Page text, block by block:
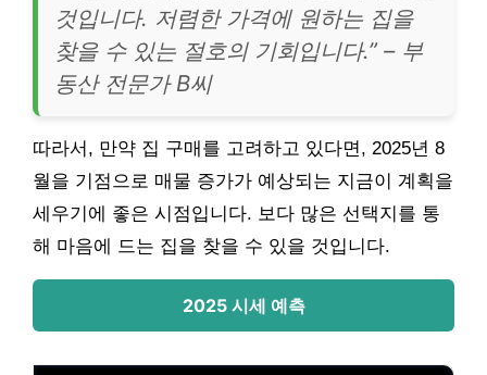
것입니다. 저렴한 가격에 원하는 집을
찾을 수 있는 절호의 기회입니다.” – 부
동산 전문가 B씨
따라서, 만약 집 구매를 고려하고 있다면, 2025년 8
월을 기점으로 매물 증가가 예상되는 지금이 계획을
세우기에 좋은 시점입니다. 보다 많은 선택지를 통
해 마음에 드는 집을 찾을 수 있을 것입니다.
2025 시세 예측